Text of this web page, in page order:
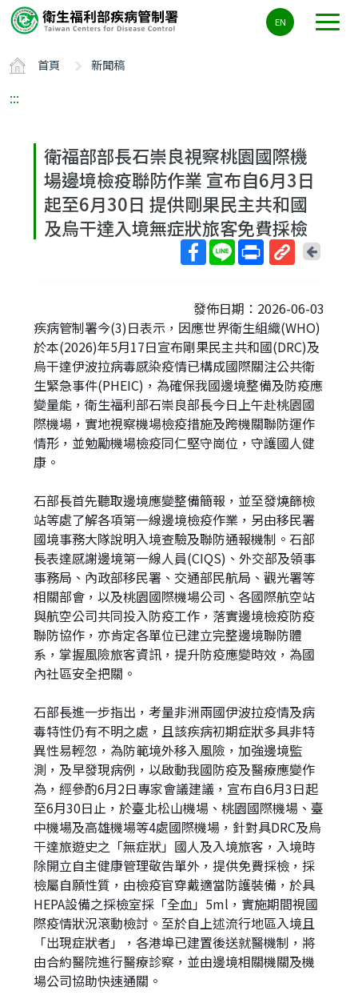
要
容
ALT+C
EN
首頁 新聞稿
:::
衛福部部長石崇良視察桃園國際機
場邊境檢疫聯防作業 宣布自6月3日
起至6月30日 提供剛果民主共和國
及烏干達入境無症狀旅客免費採檢
短
網
址
回
頁
發佈日期：2026-06-03
疾病管制署今(3)日表示，因應世界衛生組織(WHO)
於本(2026)年5月17日宣布剛果民主共和國(DRC)及
烏干達伊波拉病毒感染疫情已構成國際關注公共衛
生緊急事件(PHEIC)，為確保我國邊境整備及防疫應
變量能，衛生福利部石崇良部長今日上午赴桃園國
際機場，實地視察機場檢疫措施及跨機關聯防運作
情形，並勉勵機場檢疫同仁堅守崗位，守護國人健
康。
石部長首先聽取邊境應變整備簡報，並至發燒篩檢
站等處了解各項第一線邊境檢疫作業，另由移民署
國境事務大隊說明入境查驗及聯防通報機制。石部
長表達感謝邊境第一線人員(CIQS)、外交部及領事
事務局、內政部移民署、交通部民航局、觀光署等
相關部會，以及桃園國際機場公司、各國際航空站
與航空公司共同投入防疫工作，落實邊境檢疫防疫
聯防協作，亦肯定各單位已建立完整邊境聯防體
系，掌握風險旅客資訊，提升防疫應變時效，為國
內社區安全把關。
石部長進一步指出，考量非洲兩國伊波拉疫情及病
毒特性仍有不明之處，且該疾病初期症狀多具非特
異性易輕忽，為防範境外移入風險，加強邊境監
測，及早發現病例，以啟動我國防疫及醫療應變作
為，經參酌6月2日專家會議建議，宣布自6月3日起
至6月30日止，於臺北松山機場、桃園國際機場、臺
中機場及高雄機場等4處國際機場，針對具DRC及烏
干達旅遊史之「無症狀」國人及入境旅客，入境時
除開立自主健康管理敬告單外，提供免費採檢，採
檢屬自願性質，由檢疫官穿戴適當防護裝備，於具
HEPA設備之採檢室採「全血」5ml，實施期間視國
際疫情狀況滾動檢討。至於自上述流行地區入境且
「出現症狀者」，各港埠已建置後送就醫機制，將
由合約醫院進行醫療診察，並由邊境相關機關及機
場公司協助快速通關。